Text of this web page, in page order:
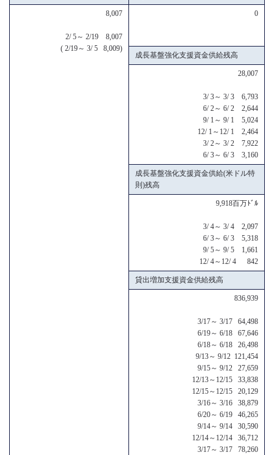
8,007
2/ 5～ 2/19 8,007
( 2/19～ 3/ 5 8,009)
0
成長基盤強化支援資金供給残高
28,007
3/ 3～ 3/ 3 6,793
6/ 2～ 6/ 2 2,644
9/ 1～ 9/ 1 5,024
12/ 1～12/ 1 2,464
3/ 2～ 3/ 2 7,922
6/ 3～ 6/ 3 3,160
成長基盤強化支援資金供給(米ドル特
則)残高
9,918百万ﾄﾞﾙ
3/ 4～ 3/ 4 2,097
6/ 3～ 6/ 3 5,318
9/ 5～ 9/ 5 1,661
12/ 4～12/ 4 842
貸出増加支援資金供給残高
836,939
3/17～ 3/17 64,498
6/19～ 6/18 67,646
6/18～ 6/18 26,498
9/13～ 9/12 121,454
9/15～ 9/12 27,659
12/13～12/15 33,838
12/15～12/15 20,129
3/16～ 3/16 38,879
6/20～ 6/19 46,265
9/14～ 9/14 30,590
12/14～12/14 36,712
3/17～ 3/17 78,260